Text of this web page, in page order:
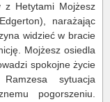
z Hetytami Mojżesz
narażając
widzieć w bracie
Mojżesz osiedla
spokojne życie
sytuacja
pogorszeniu.